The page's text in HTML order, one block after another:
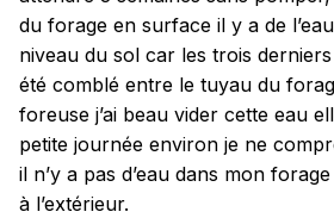
du forage en surface il y a de
niveau du sol car les trois
été comblé entre le tuyau du
foreuse j’ai beau vider cette eau
petite journée environ je ne
il n’y a pas d’eau dans mon
à l’extérieur.